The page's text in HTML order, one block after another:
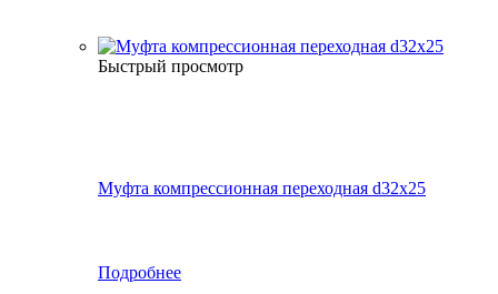
Быстрый просмотр
Муфта компрессионная переходная d32х25
Подробнее